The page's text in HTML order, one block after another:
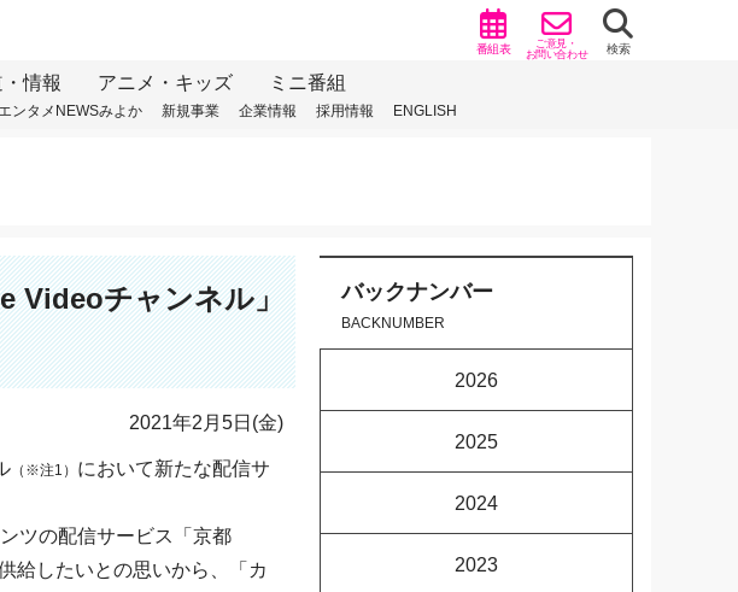
番組表 ご意見・
お問い合わせ 検索
情報 アニメ・キッズ ミニ番組
エンタメNEWSみよか 新規事業 企業情報 採用情報 ENGLISH
Videoチャンネル」
2021年2月5日(金)
（※注1） において新たな配信サ
ツの配信サービス「京都
給したいとの思いから、「カ
バックナンバー
BACKNUMBER
2026
2025
2024
2023